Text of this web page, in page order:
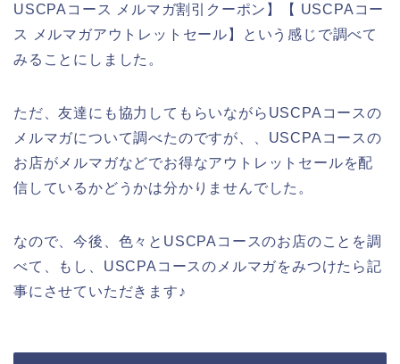
USCPAコース メルマガ割引クーポン】【 USCPAコー
ス メルマガアウトレットセール】という感じで調べて
みることにしました。
ただ、友達にも協力してもらいながらUSCPAコースの
メルマガについて調べたのですが、、USCPAコースの
お店がメルマガなどでお得なアウトレットセールを配
信しているかどうかは分かりませんでした。
なので、今後、色々とUSCPAコースのお店のことを調
べて、もし、USCPAコースのメルマガをみつけたら記
事にさせていただきます♪